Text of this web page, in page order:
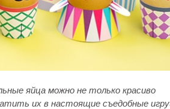
яйца можно не только красиво
их в настоящие съедобные